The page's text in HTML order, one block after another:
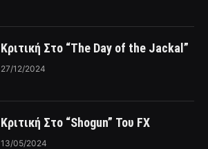
Κριτική Στο “The Day of the Jackal”
27/12/2024
Κριτική Στο “Shogun” Του FX
13/05/2024